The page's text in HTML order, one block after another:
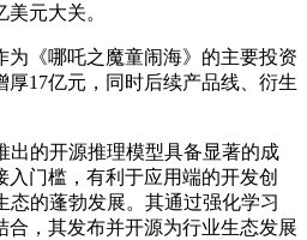
元大关。
为《哪吒之魔童闹海》的主要投资
厚17亿元，同时后续产品线、衍生
出的开源推理模型具备显著的成
门槛，有利于应用端的开发创
态的蓬勃发展。其通过强化学习
合，其发布并开源为行业生态发展